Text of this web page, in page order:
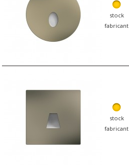
stock
fabricant
stock
fabricant